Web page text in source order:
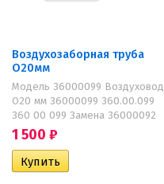
Воздухозаборная труба
O20мм
Модель 36000099 Воздуховод
O20 мм 36000099 360.00.099
360 00 099 Замена 36000092
1 500 ₽